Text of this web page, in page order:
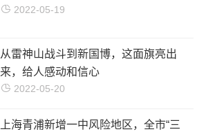
2022-05-19
从雷神山战斗到新国博，这面旗亮出
来，给人感动和信心
2022-05-20
上海青浦新增一中风险地区，全市“三